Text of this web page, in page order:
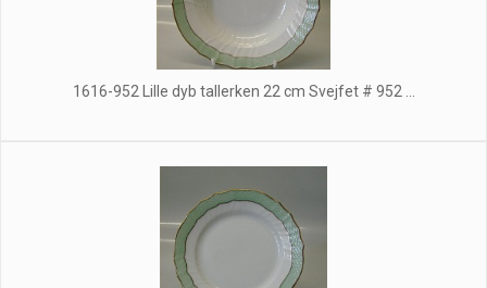
1616-952 Lille dyb tallerken 22 cm Svejfet # 952 ...